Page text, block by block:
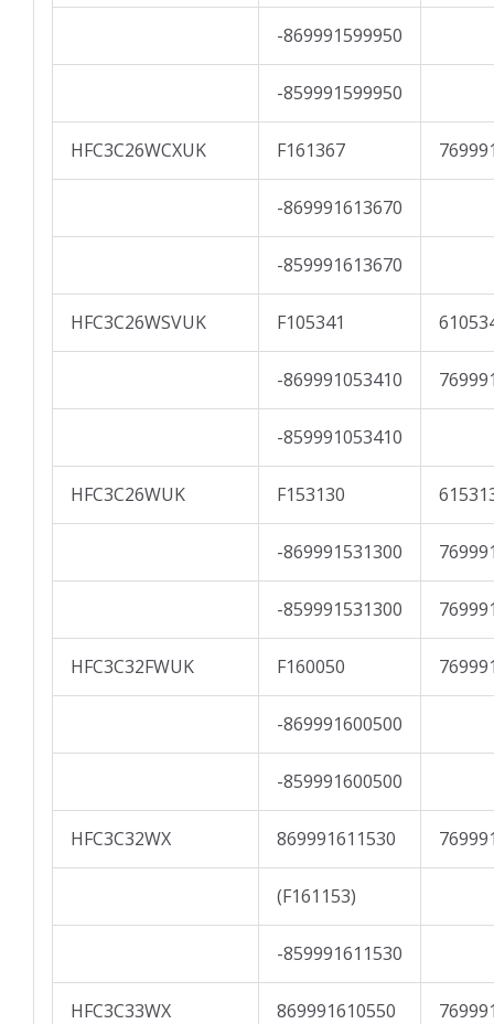
-869991599950
-859991599950
HFC3C26WCXUK F161367
-869991613670
-859991613670
HFC3C26WSVUK F105341
-869991053410
-859991053410
HFC3C26WUK F153130
-869991531300
-859991531300
HFC3C32FWUK F160050
-869991600500
-859991600500
HFC3C32WX 869991611530
(F161153)
-859991611530
HFC3C33WX 869991610550